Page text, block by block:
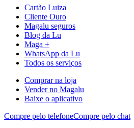
Cartão Luiza
Cliente Ouro
Magalu seguros
Blog da Lu
Maga +
WhatsApp da Lu
Todos os serviços
Comprar na loja
Vender no Magalu
Baixe o aplicativo
Compre pelo telefoneCompre pelo chat